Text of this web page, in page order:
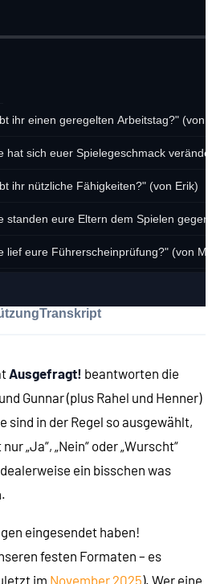
ihr einen geregelten Arbeitstag?" (von
hat sich euer Spielegeschmack
ihr nützliche Fähigkeiten?" (von Erik)
standen eure Eltern dem Spielen
lief eure Führerscheinprüfung?" (von
ihr einen Alltags-Pile-of-Shame?" (von
Transkript
Ausgefragt! beantworten die
Gunnar (plus Rahel und Henner)
sind in der Regel so ausgewählt,
„Ja“, „Nein“ oder „Wurscht“
ein bisschen was
eingesendet haben!
festen Formaten – es
im November 2025). Wer eine